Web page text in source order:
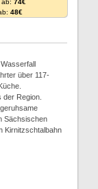
48€
über 117-
der Region.
Sächsischen
Kirnitzschtalbahn